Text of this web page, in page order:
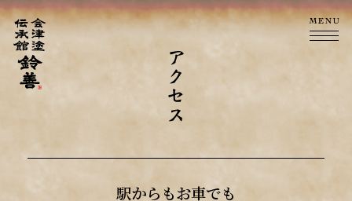
駅からもお車でも